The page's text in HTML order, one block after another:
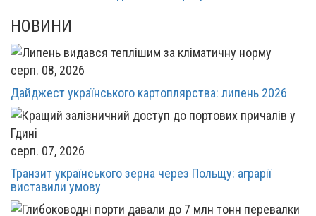
НОВИНИ
серп. 08, 2026
Дайджест українського картоплярства: липень 2026
серп. 07, 2026
Транзит українського зерна через Польщу: аграрії
виставили умову